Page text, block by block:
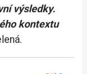
výsledky.
kontextu